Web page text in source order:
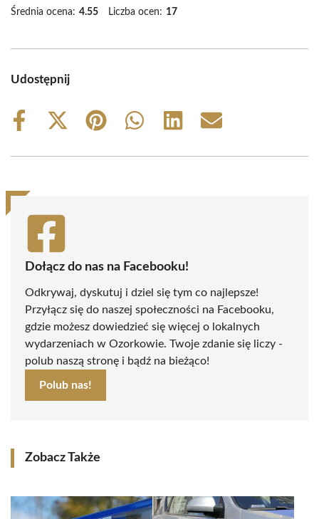
Średnia ocena: 4.55 Liczba ocen: 17
Udostępnij
Share
Share
(Twitter)
Share
Share
Share
Share
Dołącz do nas na Facebooku!
Odkrywaj, dyskutuj i dziel się tym co najlepsze!
Przyłącz się do naszej społeczności na Facebooku,
gdzie możesz dowiedzieć się więcej o lokalnych
wydarzeniach w Ozorkowie. Twoje zdanie się liczy -
polub naszą stronę i bądź na bieżąco!
Polub nas!
Zobacz Także